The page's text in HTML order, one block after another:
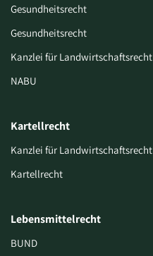
Gesundheitsrecht
Gesundheitsrecht
Kanzlei für Landwirtschaftsrecht
NABU
Kartellrecht
Kanzlei für Landwirtschaftsrecht
Kartellrecht
Lebensmittelrecht
BUND